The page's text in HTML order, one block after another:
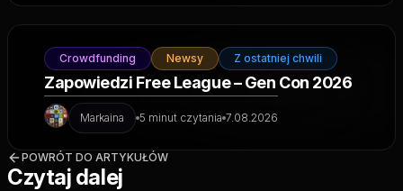
Crowdfunding Newsy Z ostatniej chwili
Zapowiedzi Free League – Gen Con 2026
Markaina 5 minut czytania 7.08.2026
POWRÓT DO ARTYKUŁÓW
Czytaj dalej